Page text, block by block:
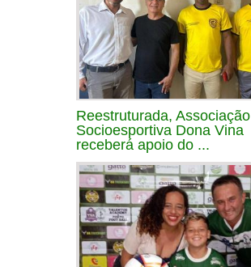
Reestruturada, Associação
Socioesportiva Dona Vina
receberá apoio do ...